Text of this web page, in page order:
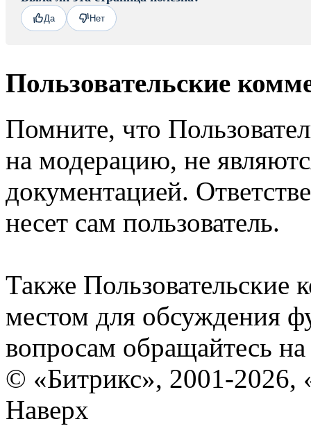
Да Нет
Пользовательские
Помните, что
на модерацию, не
документацией.
несет сам пользователь.
Также Пользовательские
местом для обсуждения
вопросам обращайтесь
© «Битрикс», 2001-2026,
Наверх